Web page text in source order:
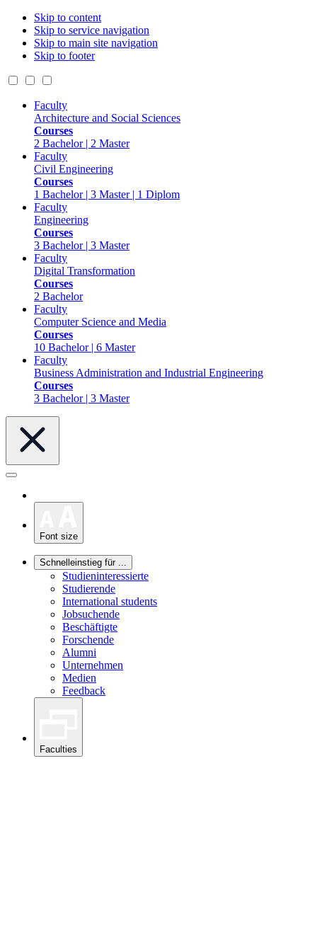
Skip to content
Skip to service navigation
Skip to main site navigation
Skip to footer
Faculty
Architecture and Social Sciences
Courses
2 Bachelor | 2 Master
Faculty
Civil Engineering
Courses
1 Bachelor | 3 Master | 1 Diplom
Faculty
Engineering
Courses
3 Bachelor | 3 Master
Faculty
Digital Transformation
Courses
2 Bachelor
Faculty
Computer Science and Media
Courses
10 Bachelor | 6 Master
Faculty
Business Administration and Industrial Engineering
Courses
3 Bachelor | 3 Master
Font size
Schnelleinstieg für ...
Studieninteressierte
Studierende
International students
Jobsuchende
Beschäftigte
Forschende
Alumni
Unternehmen
Medien
Feedback
Faculties